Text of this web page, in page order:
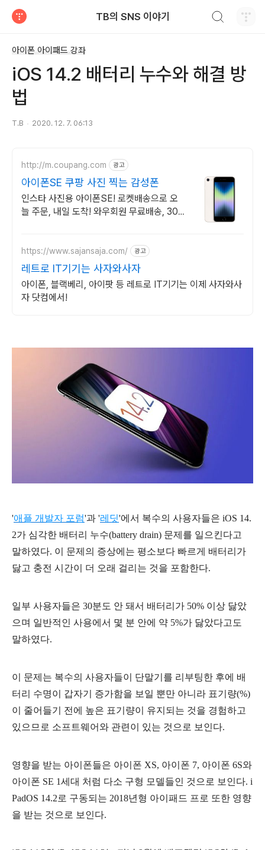
TB의 SNS 이야기
아이폰 아이패드 강좌
iOS 14.2 배터리 누수와 해결 방
법
T.B 2020. 12. 7. 06:13
http://m.coupang.com 광고
아이폰SE 쿠팡 사진 찍는 감성폰
인스타 사진용 아이폰SE! 로켓배송으로 오
늘 주문, 내일 도착! 와우회원 무료배송, 30
https://www.sajansaja.com/ 광고
레트로 IT기기는 사자와사자
아이폰, 블랙베리, 아이팟 등 레트로 IT기기는 이제 사자와사
자 닷컴에서!
'애플 개발자 포럼'과 '레딧'에서 복수의 사용자들은 iOS 14.
2가 심각한 배터리 누수(battery drain) 문제를 일으킨다고
말하였다. 이 문제의 증상에는 평소보다 빠르게 배터리가
닳고 충전 시간이 더 오래 걸리는 것을 포함한다.
일부 사용자들은 30분도 안 돼서 배터리가 50% 이상 닳았
으며 일반적인 사용에서 몇 분 안에 약 5%가 닳았다고도
말하였다.
이 문제는 복수의 사용자들이 단말기를 리부팅한 후에 배
터리 수명이 갑자기 증가함을 보일 뿐만 아니라 표기량(%)
이 줄어들기 전에 높은 표기량이 유지되는 것을 경험하고
있으므로 소프트웨어와 관련이 있는 것으로 보인다.
영향을 받는 아이폰들은 아이폰 XS, 아이폰 7, 아이폰 6S와
아이폰 SE 1세대 처럼 다소 구형 모델들인 것으로 보인다. i
PadOS 14.2로 구동되는 2018년형 아이패드 프로 또한 영향
을 받는 것으로 보인다.